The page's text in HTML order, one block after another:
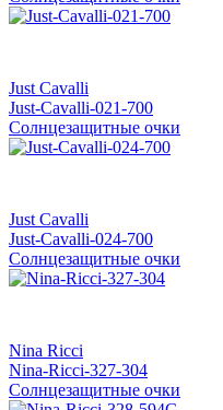
Just Cavalli
Just-Cavalli-021-700
Солнцезащитные очки
Just Cavalli
Just-Cavalli-024-700
Солнцезащитные очки
Nina Ricci
Nina-Ricci-327-304
Солнцезащитные очки